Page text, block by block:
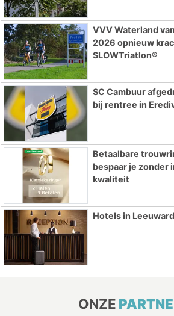
VVV Waterland
2026 opnieuw
SLOWTriatlon®
SC Cambuur
bij rentree in
Betaalbare
bespaar je zonder
kwaliteit
Hotels in
ONZE